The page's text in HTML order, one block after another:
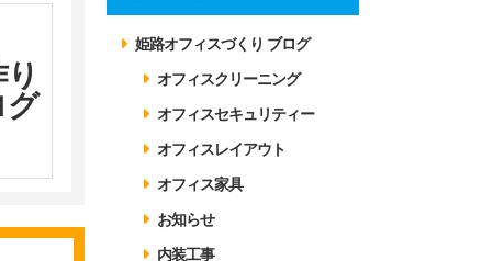
グ
姫路オフィスづくり ブログ
オフィスクリーニング
オフィスセキュリティー
オフィスレイアウト
オフィス家具
お知らせ
内装工事